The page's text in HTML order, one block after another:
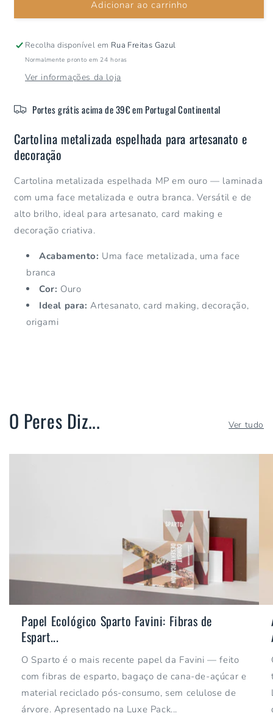
Cartolina
Espelhada
MP
de
Cartolina
Espelhada
MP
Adicionar ao carrinho
Recolha disponível em Rua Freitas Gazul
Normalmente pronto em 24 horas
Ver informações da loja
Portes grátis acima de 39€ em Portugal Continental
Cartolina metalizada espelhada para artesanato e
decoração
Cartolina metalizada espelhada MP em ouro — laminada
com uma face metalizada e outra branca. Versátil e de
alto brilho, ideal para artesanato, card making e
decoração criativa.
Acabamento: Uma face metalizada, uma face
branca
Cor: Ouro
Ideal para: Artesanato, card making, decoração,
origami
O Peres Diz... Ver tudo
Papel Ecológico Sparto Favini: Fibras de
Espart...
O Sparto é o mais recente papel da Favini — feito
com fibras de esparto, bagaço de cana-de-açúcar e
material reciclado pós-consumo, sem celulose de
árvore. Apresentado na Luxe Pack...